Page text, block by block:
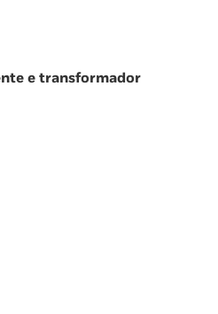
e transformador